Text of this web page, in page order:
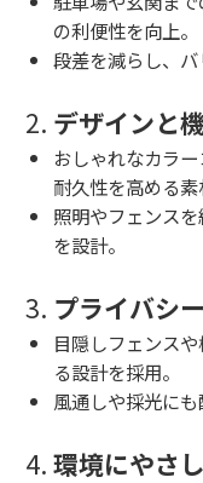
の利便性を向上。
段差を減らし、バ
2. デザインと
おしゃれなカラー
耐久性を高める素
照明やフェンス
を設計。
3. プライバシ
目隠しフェンス
る設計を採用。
風通しや採光にも
4. 環境にやさ